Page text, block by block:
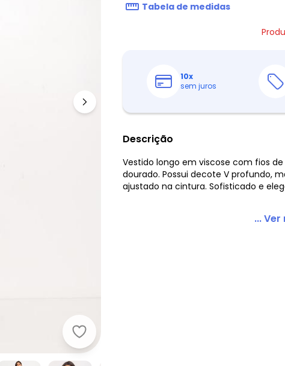
Farm - Vestido Longo Brilho de Abacaxi Off
Tabela de medidas
10x
sem juros
Descrição
Vestido longo em viscose com fios
dourado. Possui decote V profundo,
ajustado na cintura. Sofisticado e
...